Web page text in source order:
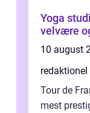
Yoga
velvære
10 august
redaktionel
Tour de
mest